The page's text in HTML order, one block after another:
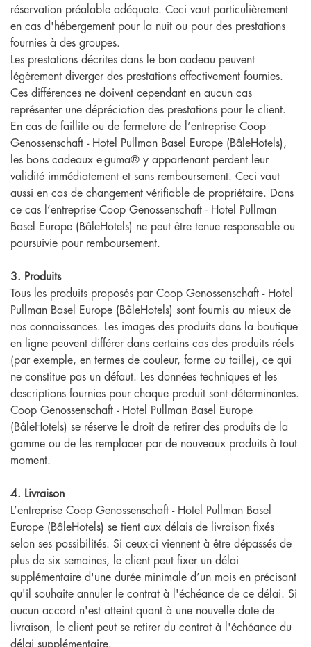
réservation préalable adéquate. Ceci vaut particulièrement
en cas d'hébergement pour la nuit ou pour des prestations
fournies à des groupes.
Les prestations décrites dans le bon cadeau peuvent
légèrement diverger des prestations effectivement fournies.
Ces différences ne doivent cependant en aucun cas
représenter une dépréciation des prestations pour le client.
En cas de faillite ou de fermeture de l’entreprise Coop
Genossenschaft - Hotel Pullman Basel Europe (BâleHotels),
les bons cadeaux e-guma® y appartenant perdent leur
validité immédiatement et sans remboursement. Ceci vaut
aussi en cas de changement vérifiable de propriétaire. Dans
ce cas l’entreprise Coop Genossenschaft - Hotel Pullman
Basel Europe (BâleHotels) ne peut être tenue responsable ou
poursuivie pour remboursement.
3. Produits
Tous les produits proposés par Coop Genossenschaft - Hotel
Pullman Basel Europe (BâleHotels) sont fournis au mieux de
nos connaissances. Les images des produits dans la boutique
en ligne peuvent différer dans certains cas des produits réels
(par exemple, en termes de couleur, forme ou taille), ce qui
ne constitue pas un défaut. Les données techniques et les
descriptions fournies pour chaque produit sont déterminantes.
Coop Genossenschaft - Hotel Pullman Basel Europe
(BâleHotels) se réserve le droit de retirer des produits de la
gamme ou de les remplacer par de nouveaux produits à tout
moment.
4. Livraison
L’entreprise Coop Genossenschaft - Hotel Pullman Basel
Europe (BâleHotels) se tient aux délais de livraison fixés
selon ses possibilités. Si ceux-ci viennent à être dépassés de
plus de six semaines, le client peut fixer un délai
supplémentaire d'une durée minimale d’un mois en précisant
qu'il souhaite annuler le contrat à l'échéance de ce délai. Si
aucun accord n'est atteint quant à une nouvelle date de
livraison, le client peut se retirer du contrat à l'échéance du
délai supplémentaire.